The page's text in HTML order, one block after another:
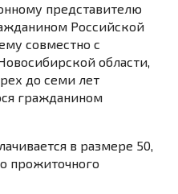
представителю
Российской
совместно с
области,
до семи лет
гражданином
в размере 50,
прожиточного